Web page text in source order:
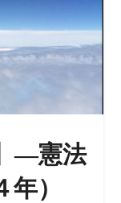
―憲法
）